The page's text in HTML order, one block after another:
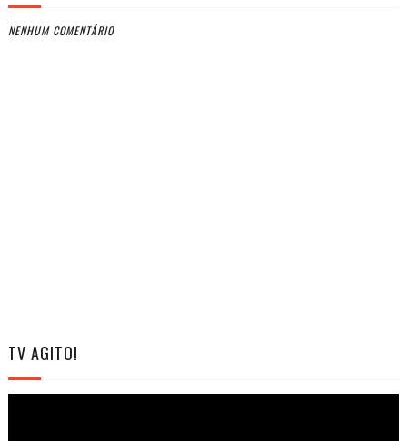
NENHUM COMENTÁRIO
TV AGITO!